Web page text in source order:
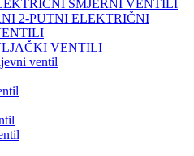
SMJERNI VENTILI
2-PUTNI ELEKTRIČNI
VENTILI
ventil